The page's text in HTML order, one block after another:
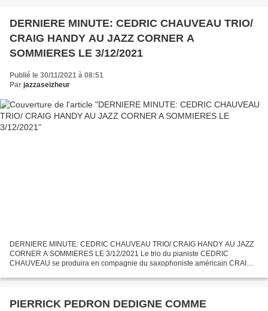
DERNIERE MINUTE: CEDRIC CHAUVEAU TRIO/
CRAIG HANDY AU JAZZ CORNER A
SOMMIERES LE 3/12/2021
Publié le 30/11/2021 à 08:51
Par jazzaseizheur
DERNIERE MINUTE: CEDRIC CHAUVEAU TRIO/ CRAIG HANDY AU JAZZ
CORNER A SOMMIERES LE 3/12/2021 Le trio du pianiste CEDRIC
CHAUVEAU se produira en compagnie du saxophoniste américain CRAIG
PIERRICK PEDRON DEDIGNE COMME